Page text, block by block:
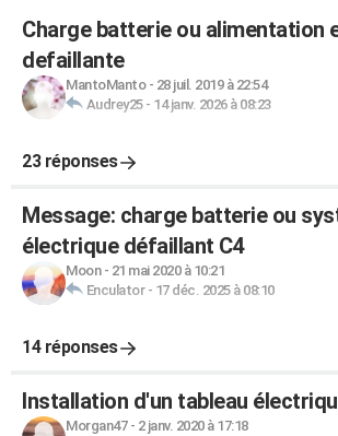
Charge batterie ou alimentation
defaillante
MantoManto- 28 juil. 2019 à 22:54
Audrey25- 14 janv. 2026 à 08:23
23 réponses
Message: charge batterie ou
électrique défaillant C4
Moon- 21 mai 2020 à 10:21
Enculator- 17 déc. 2025 à 08:10
14 réponses
Installation d'un tableau
Morgan47- 2 janv. 2020 à 17:18